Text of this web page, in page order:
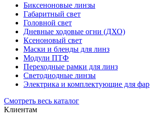
Биксеноновые линзы
Габаритный свет
Головной свет
Дневные ходовые огни (ДХО)
Ксеноновый свет
Маски и бленды для линз
Модули ПТФ
Переходные рамки для линз
Светодиодные линзы
Электрика и комплектующие для фар
Смотреть весь каталог
Клиентам